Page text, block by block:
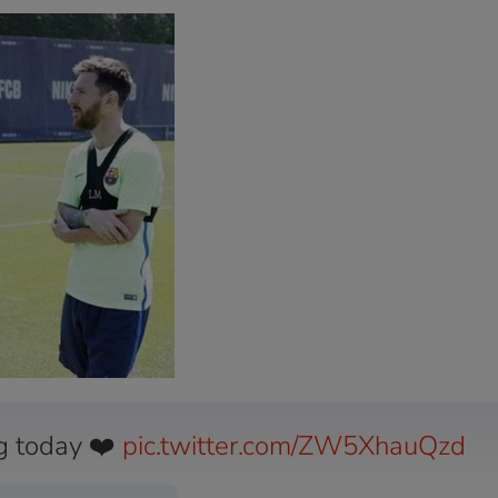
today ❤️ pic.twitter.com/ZW5XhauQzd